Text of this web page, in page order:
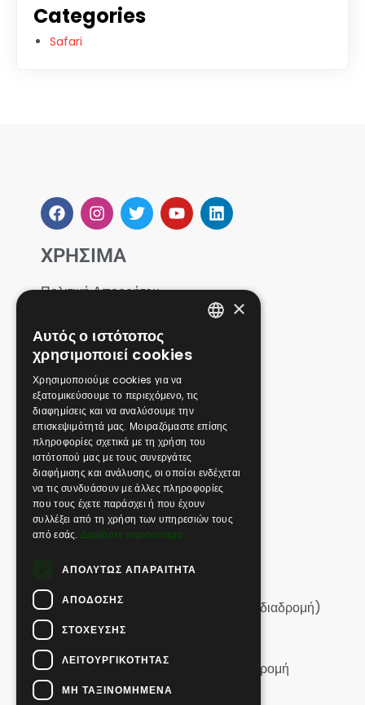
Categories
Safari
ΧΡΗΣΙΜΑ
Πολιτική Απορρήτου
Επικοινωνία
Φωτογραφίες & Βίντεο
SAFARI
Greek Safari | Κασσάνδρα
Greek Safari | Σιθωνία
Greek Safari | Βόρεια Χαλκιδική
Off Road Swim | Κασσάνδρα
Off Road Swim | Σιθωνία
Vineyard Off Road
Extreme Off Road
HIKING
Πεζοπορία | Σιθωνία (μεγάλη κυκλική διαδρομή)
Πεζοπορία | Σιθωνία
Πεζοπορία | Ελιά
Πεζοπορία | Κασσάνδρα (μεγάλη διαδρομή
μονής κατεύθυνσης)
×
Αυτός ο ιστότοπος
χρησιμοποιεί cookies
Χρησιμοποιούμε cookies για να
εξατομικεύσουμε το περιεχόμενο, τις
διαφημίσεις και να αναλύσουμε την
επισκεψιμότητά μας. Μοιραζόμαστε επίσης
πληροφορίες σχετικά με τη χρήση του
ιστότοπού μας με τους συνεργάτες
διαφήμισης και ανάλυσης, οι οποίοι ενδέχεται
να τις συνδυάσουν με άλλες πληροφορίες
που τους έχετε παράσχει ή που έχουν
συλλέξει από τη χρήση των υπηρεσιών τους
από εσάς. Διαβάστε περισσότερα
ΑΠΟΛΎΤΩΣ ΑΠΑΡΑΊΤΗΤΑ
ΑΠΌΔΟΣΗΣ
ΣΤΌΧΕΥΣΗΣ
ΛΕΙΤΟΥΡΓΙΚΌΤΗΤΑΣ
ΜΗ ΤΑΞΙΝΟΜΗΜΈΝΑ